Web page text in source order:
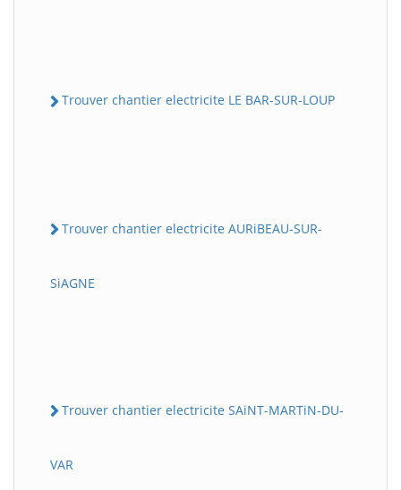
Trouver chantier electricite LE BAR-SUR-LOUP
Trouver chantier electricite AURiBEAU-SUR-
SiAGNE
Trouver chantier electricite SAiNT-MARTiN-DU-
VAR